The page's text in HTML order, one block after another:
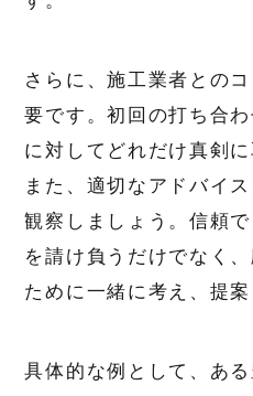
さらに、施工業者との
要です。初回の打ち合
に対してどれだけ真剣
また、適切なアドバイ
観察しましょう。信頼
を請け負うだけでなく
ために一緒に考え、提案
具体的な例として、あ